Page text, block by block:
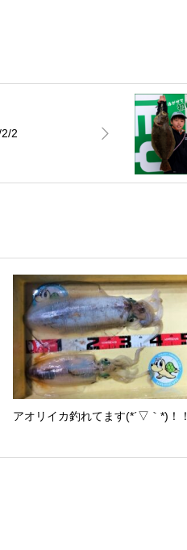
2
アオリイカ釣れてます(*´▽｀*)！！